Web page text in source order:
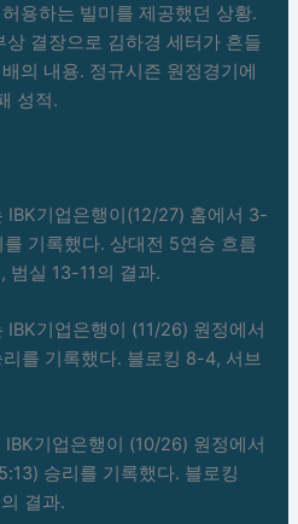
용하는 빌미를 제공했던 상황.
결장으로 김하경 세터가 흔들
의 내용. 정규시즌 원정경기에
성적.
IBK기업은행이(12/27) 홈에서 3-
기록했다. 상대전 5연승 흐름
범실 13-11의 결과.
기업은행이 (11/26) 원정에서
를 기록했다. 블로킹 8-4, 서브
기업은행이 (10/26) 원정에서
승리를 기록했다. 블로킹
결과.